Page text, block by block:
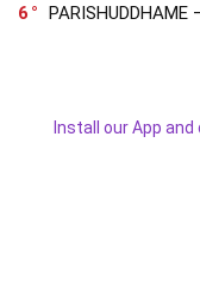
6
Install our App and